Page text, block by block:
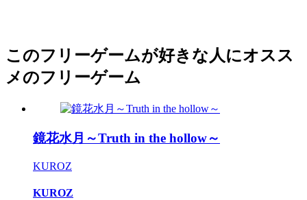
このフリーゲームが好きな人にオスス
メのフリーゲーム
鏡花水月～Truth in the hollow～
KUROZ
KUROZ